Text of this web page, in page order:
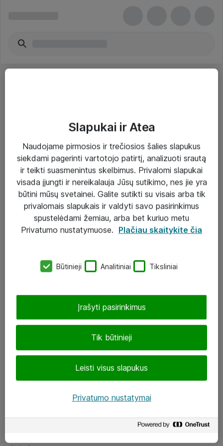
Paslaugos
Sprendimai
Įgyvendinti projektai
Atea ekspertų patarimai verslui
eShop@atea.lt
LinkedIn
Slapukai ir Atea
Naudojame pirmosios ir trečiosios šalies slapukus
siekdami pagerinti vartotojo patirtį, analizuoti srautą
ir teikti suasmenintus skelbimus. Privalomi slapukai
visada įjungti ir nereikalauja Jūsų sutikimo, nes jie yra
būtini mūsų svetainei. Galite sutikti su visais arba tik
privalomais slapukais ir valdyti savo pasirinkimus
spustelėdami žemiau, arba bet kuriuo metu
Privatumo nustatymuose. Plačiau skaitykite čia
Būtinieji Analitiniai Tiksliniai
Tik būtinieji
Leisti visus slapukus
Įrašyti pasirinkimus
Privatumo nustatymai